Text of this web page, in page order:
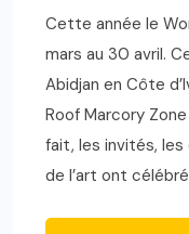
Cette année le
mars au 30 avril.
Abidjan en Côte
Roof Marcory
fait, les invités,
de l’art ont